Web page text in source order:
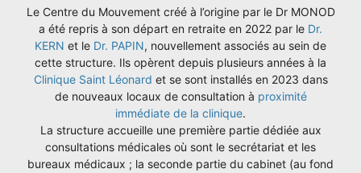
Le Centre du Mouvement créé à l’origine par le Dr MONOD
a été repris à son départ en retraite en 2022 par le Dr.
KERN et le Dr. PAPIN, nouvellement associés au sein de
cette structure. Ils opèrent depuis plusieurs années à la
Clinique Saint Léonard et se sont installés en 2023 dans
de nouveaux locaux de consultation à proximité
immédiate de la clinique.
La structure accueille une première partie dédiée aux
consultations médicales où sont le secrétariat et les
bureaux médicaux ; la seconde partie du cabinet (au fond